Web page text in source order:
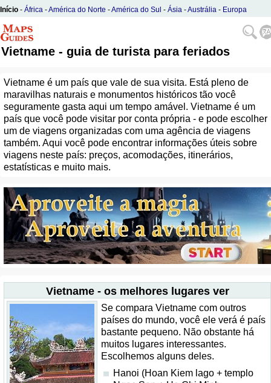
Início - África -América do Norte -América do Sul - Ásia -Austrália - Europa
Vietname - guia de turista para feriados
Vietname é um país que vale de sua visita. Está pleno de
maravilhas naturais e monumentos históricos tão você
seguramente gasta aqui um tempo amável. Vietname é um
país que você pode visitar por conta própria - e pode escolher
um de viagens organizadas com uma agência de viagens
também. Aqui você pode encontrar informações úteis sobre
viagens neste país: preços, acomodações, itinerários,
estatísticas e muito mais.
Vietname - os melhores lugares ver
Se compara Vietname com outros
países do mundo, você ele verá é país
bastante pequeno. Não obstante há
muitos lugares interessantes.
Escolhemos alguns deles.
Hanoi (Hoan Kiem lago + templo